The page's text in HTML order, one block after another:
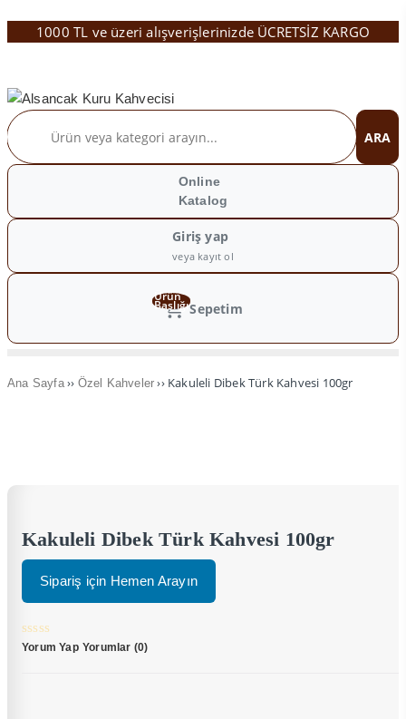
1000 TL ve üzeri alışverişlerinizde ÜCRETSİZ KARGO
ARA
Online
Katalog
Giriş yap
veya kayıt ol
Ürün
BaşlığıSepetim
Ana Sayfa›› Özel Kahveler ›› Kakuleli Dibek Türk Kahvesi 100gr
Kakuleli Dibek Türk Kahvesi 100gr
Sipariş için Hemen Arayın
Yorum Yap Yorumlar (0)